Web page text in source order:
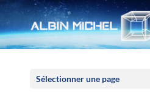
Sélectionner une page
Panneau de gestion des cookies